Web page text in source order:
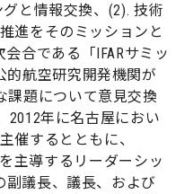
と情報交換、(2). 技術
進をそのミッションと
合である「IFARサミッ
的航空研究開発機関が
課題について意見交換
2012年に名古屋におい
催するとともに、
主導するリーダーシッ
副議長、議長、および